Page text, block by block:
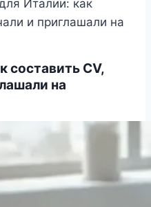
Италии: как
и приглашали на
составить CV,
на